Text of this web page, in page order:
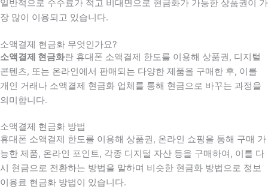
일반적으로 수수료가 적고 비대면으로 현금화가 가능한 상품권이 가
장 많이 이용되고 있습니다.
소액결제 현금화 무엇인가요?
소액결제 현금화란 휴대폰 소액결제 한도를 이용해 상품권, 디지털
콘텐츠, 또는 온라인에서 판매되는 다양한 제품을 구매한 후, 이를
개인 거래나 소액결제 현금화 업체를 통해 현금으로 바꾸는 과정을
의미합니다.
소액결제 현금화 방법
휴대폰 소액결제 한도를 이용해 상품권, 온라인 쇼핑을 통해 구매 가
능한 제품, 온라인 포인트, 각종 디지털 자산 등을 구매하여, 이를 다
시 현금으로 전환하는 방법을 말하며 비슷한 현금화 방법으로 정보
이용료 현금화 방법이 있습니다.